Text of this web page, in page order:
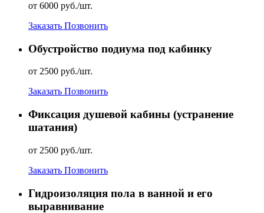
от 6000 руб./шт.
Заказать Позвонить
Обустройство подиума под кабинку
от 2500 руб./шт.
Заказать Позвонить
Фиксация душевой кабины (устранение
шатания)
от 2500 руб./шт.
Заказать Позвонить
Гидроизоляция пола в ванной и его
выравнивание